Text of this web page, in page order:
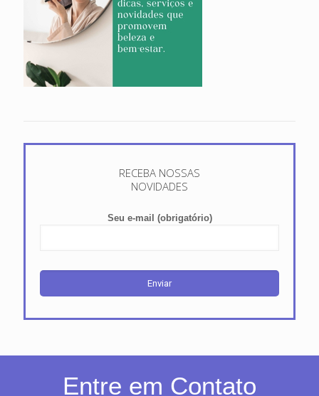
RECEBA NOSSAS
NOVIDADES
Seu e-mail (obrigatório)
Entre em Contato